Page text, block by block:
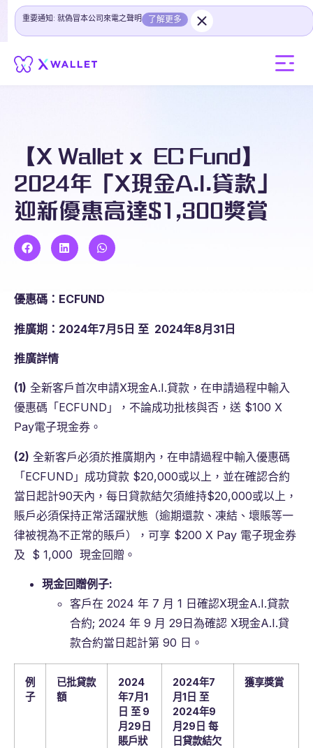
重要通知: 就偽冒本公司來電之聲明 了解更多
【X Wallet x EC Fund】
2024年「X現金A.I.貸款」
迎新優惠高達$1,300獎賞
優惠碼： ECFUND
推廣期： 2024年7月5日 至 2024年8月31日
推廣詳情
(1) 全新客戶首次申請X現金A.I.貸款，在申請過程中輸入
優惠碼「ECFUND」，不論成功批核與否，送 $100 X
Pay電子現金券。
(2) 全新客戶必須於推廣期內，在申請過程中輸入優惠碼
「ECFUND」成功貸款 $20,000或以上，並在確認合約
當日起計90天內，每日貸款結欠須維持$20,000或以上，
賬戶必須保持正常活躍狀態（逾期還款、凍結、壞賬等一
律被視為不正常的賬戶），可享 $200 X Pay 電子現金券
及 $ 1,000 現金回贈。
現金回贈例子:
客戶在 2024 年 7 月 1 日確認X現金A.I.貸款
合約; 2024 年 9 月 29日為確認 X現金A.I.貸
款合約當日起計第 90 日。
例
子
已批貸款
額
2024
年7月1
日 至 9
月 29 日
賬戶狀
2024年7
月1 日 至
2024年9
月 29 日 每
日貸款結欠
獲享獎賞